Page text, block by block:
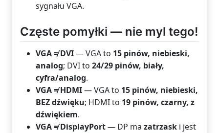
sygnału VGA.
Częste pomyłki — nie myl tego!
VGA ≠ DVI— VGA to 15 pinów, niebieski,
analog; DVI to 24/29 pinów, biały,
cyfra/analog.
VGA ≠ HDMI— VGA to 15 pinów, niebieski,
BEZ dźwięku; HDMI to 19 pinów, czarny, z
dźwiękiem.
VGA ≠ DisplayPort— DP ma zatrzask i jest